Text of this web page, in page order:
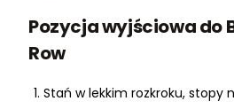
Pozycja wyjściowa do
Row
Stań w lekkim rozkroku, stopy